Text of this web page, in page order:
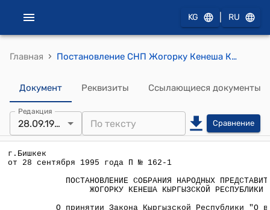
KG RU
Главная › Постановление СНП Жогорку Кенеша КР от 28 сентября 1995 года П № 162-1 "О принятии Закона Кыргызской Республики "О внесении изменений и дополнений в Закон Кыргызской Республики "Об индивидуальном жилищном строительстве в Кыргызской Республике"
Документ Реквизиты Ссылающиеся документы
Редакция
28.09.1995 Сравнение